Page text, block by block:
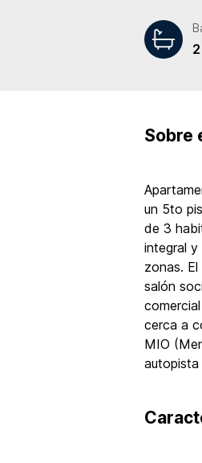
2
Sobre
un 5to
de 3
integral
zonas.
salón
cerca a
MIO
autopista